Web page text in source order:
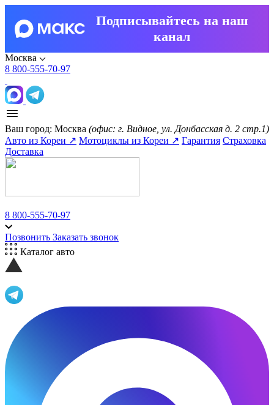
Подписывайтесь на наш
канал
Москва
8 800-555-70-97
Ваш город: Москва (офис: г. Видное, ул. Донбасская д. 2 стр.1)
Авто из Кореи ↗ Мотоциклы из Кореи ↗ Гарантия Страховка
Доставка
8 800-555-70-97
Позвонить Заказать звонок
Каталог авто